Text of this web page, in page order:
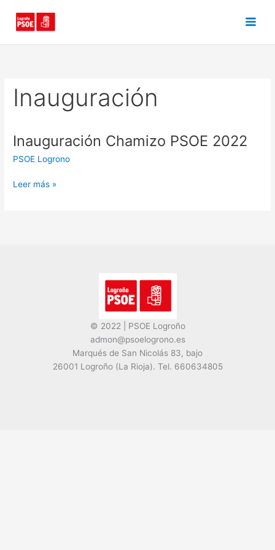
contenido
Inauguración
Inauguración Chamizo PSOE 2022
PSOE Logrono
Inauguración
Chamizo
PSOE
Leer más »
© 2022 | PSOE Logroño
admon@psoelogrono.es
Marqués de San Nicolás 83, bajo
26001 Logroño (La Rioja). Tel. 660634805